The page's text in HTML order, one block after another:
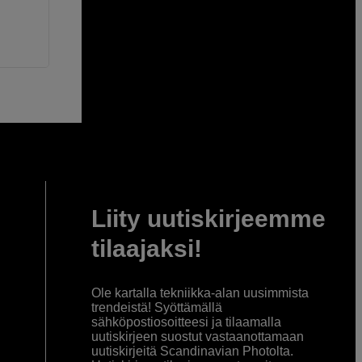
Liity uutiskirjeemme
tilaajaksi!
Ole kartalla tekniikka-alan uusimmista
trendeistä! Syöttämällä
sähköpostiosoitteesi ja tilaamalla
uutiskirjeen suostut vastaanottamaan
uutiskirjeitä Scandinavian Photolta.